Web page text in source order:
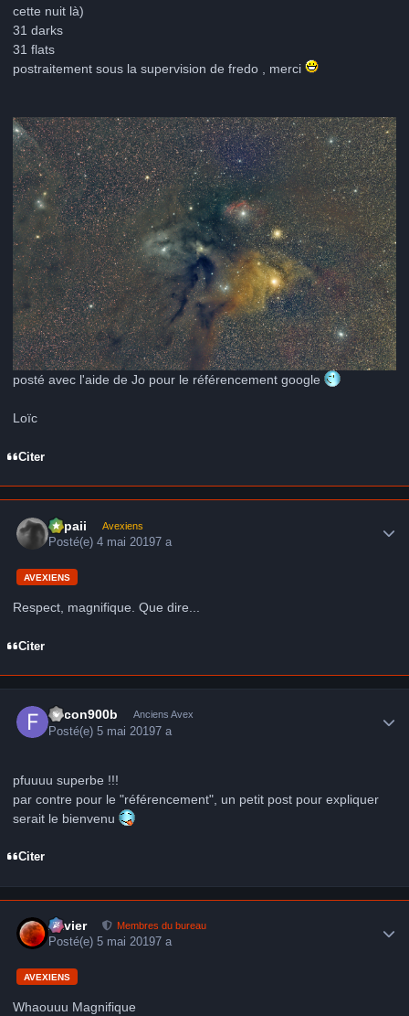
cette nuit là)
31 darks
31 flats
postraitement sous la supervision de fredo , merci
posté avec l'aide de Jo pour le référencement google
Loïc
Citer
supaii Avexiens
Posté(e)4 mai 20197 a
AVEXIENS
Respect, magnifique. Que dire...
Citer
falcon900b Anciens Avex
Posté(e)5 mai 20197 a
pfuuuu superbe !!!
par contre pour le "référencement", un petit post pour expliquer
serait le bienvenu
Citer
Xavier Membres du bureau
Posté(e)5 mai 20197 a
AVEXIENS
Whaouuu Magnifique